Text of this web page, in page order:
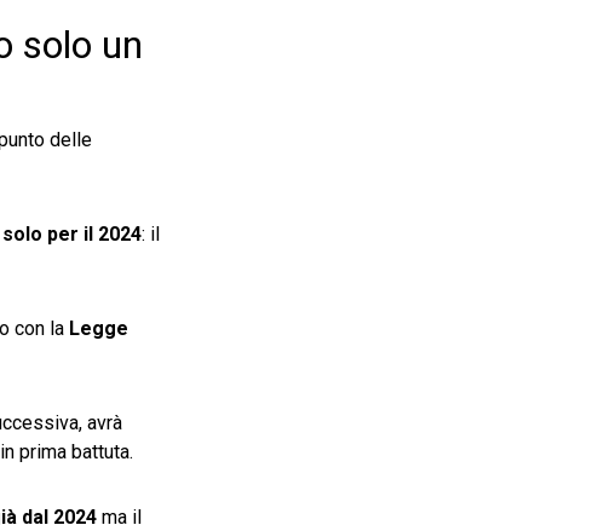
solo un
delle
solo per il 2024: il
con la Legge
avrà
prima battuta.
dal 2024 ma il